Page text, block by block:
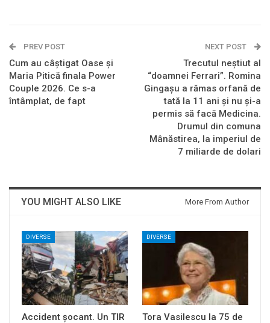
PREV POST
Cum au câștigat Oase și
Maria Pitică finala Power
Couple 2026. Ce s-a
întâmplat, de fapt
NEXT POST
Trecutul neștiut al
“doamnei Ferrari”. Romina
Gingașu a rămas orfană de
tată la 11 ani și nu și-a
permis să facă Medicina.
Drumul din comuna
Mânăstirea, la imperiul de
7 miliarde de dolari
YOU MIGHT ALSO LIKE More From Author
DIVERSE
Accident șocant. Un TIR
DIVERSE
Tora Vasilescu la 75 de